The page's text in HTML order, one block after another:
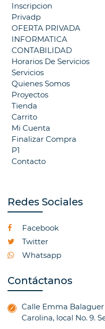
Inscripcion
Privadp
OFERTA PRIVADA
INFORMATICA
CONTABILIDAD
Horarios De Servicios
Servicios
Quienes Somos
Proyectos
Tienda
Carrito
Mi Cuenta
Finalizar Compra
P1
Contacto
Redes Sociales
Facebook
Twitter
Whatsapp
Contáctanos
Calle Emma
Carolina, local No. 9.